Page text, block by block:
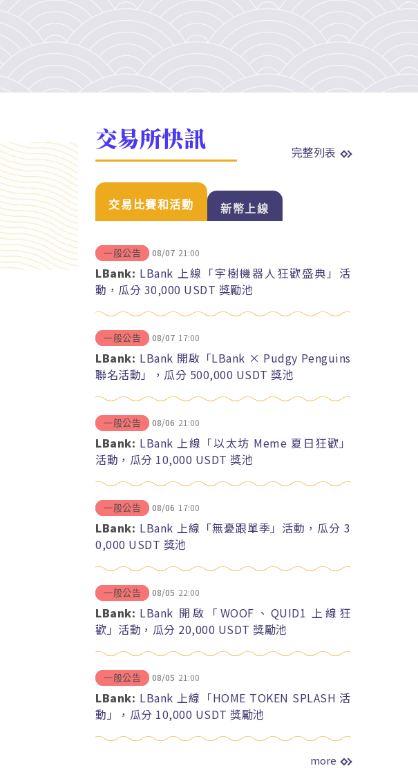
交易所快訊 完整列表
交易比賽和活動 新幣上線
一般公告 08/07 21:00
LBank: LBank 上線「宇樹機器人狂歡盛典」活
動，瓜分 30,000 USDT 獎勵池
一般公告 08/07 17:00
LBank: LBank 開啟「LBank × Pudgy Penguins
聯名活動」，瓜分 500,000 USDT 獎池
一般公告 08/06 21:00
LBank: LBank 上線「以太坊 Meme 夏日狂歡」
活動，瓜分 10,000 USDT 獎池
一般公告 08/06 17:00
LBank: LBank 上線「無憂跟單季」活動，瓜分 3
0,000 USDT 獎池
一般公告 08/05 22:00
LBank: LBank 開啟「WOOF、QUID1 上線狂
歡」活動，瓜分 20,000 USDT 獎勵池
一般公告 08/05 21:00
LBank: LBank 上線「HOME TOKEN SPLASH 活
動」，瓜分 10,000 USDT 獎勵池
more